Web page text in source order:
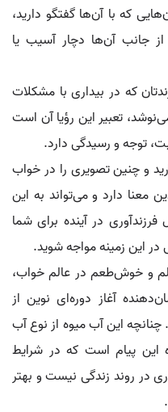
که با آن‌ها گفتگو دارید،
از جانب آن‌ها دچار آسیب یا
که در بیداری با مشکلات
تعبیر این رؤیا آن است
توجه و رسیدگی دارد.
و چنین تصویری را در خواب
معنا دارد و می‌تواند به این
در آینده برای شما
این زمینه مواجه شوید.
و خوش‌طعم در عالم خواب،
آغاز دوره‌ای نوین از
این آب میوه از نوع آب
این پیام است که در شرایط
در روند زندگی نیست و بهتر